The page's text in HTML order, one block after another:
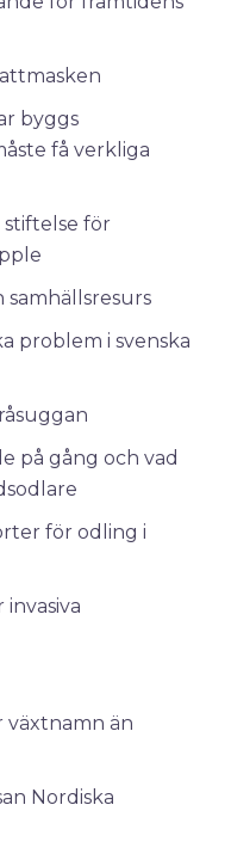
byggs
få verkliga
för
samhällsresurs
problem i svenska
på gång och vad
för odling i
växtnamn än
Nordiska